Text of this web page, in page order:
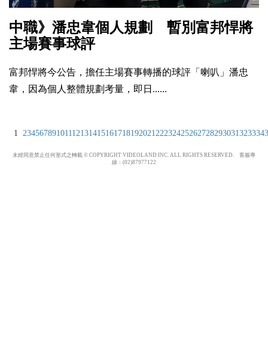
中職》潘忠韋個人規劃 暫別富邦悍將
主場賽事球評
富邦悍將今公告，擔任主場賽事轉播的球評「喇叭」潘忠
韋，因為個人整體規劃考量，即日......
1 2345678910111213141516171819202122232425262728293031323334
未經同意禁止任何形式之轉載 © COPYRIGHT VIDEOLAND INC. ALL RIGHTS RESERVED. 客服專
線：(02)87977122